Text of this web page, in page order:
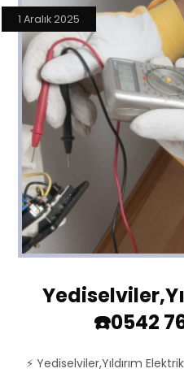
☎️0542
1 Aralık 2025
⚡ Yediselviler,Yıldırım